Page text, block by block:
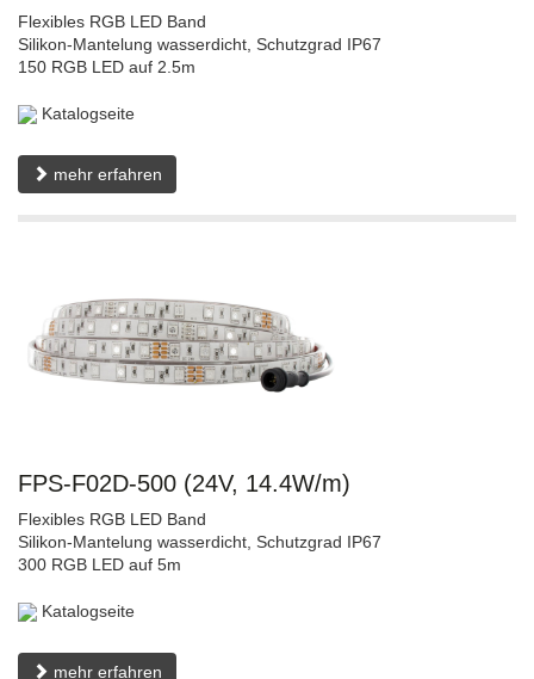
Flexibles RGB LED Band
Silikon-Mantelung wasserdicht, Schutzgrad IP67
150 RGB LED auf 2.5m
Katalogseite
mehr erfahren
FPS-F02D-500 (24V, 14.4W/m)
Flexibles RGB LED Band
Silikon-Mantelung wasserdicht, Schutzgrad IP67
300 RGB LED auf 5m
Katalogseite
mehr erfahren